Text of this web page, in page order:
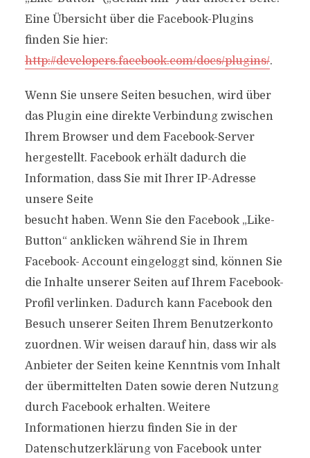
Eine Übersicht über die Facebook-Plugins
finden Sie hier:
http://developers.facebook.com/docs/plugins/.
Wenn Sie unsere Seiten besuchen, wird über
das Plugin eine direkte Verbindung zwischen
Ihrem Browser und dem Facebook-Server
hergestellt. Facebook erhält dadurch die
Information, dass Sie mit Ihrer IP-Adresse
unsere Seite
besucht haben. Wenn Sie den Facebook „Like-
Button“ anklicken während Sie in Ihrem
Facebook- Account eingeloggt sind, können Sie
die Inhalte unserer Seiten auf Ihrem Facebook-
Profil verlinken. Dadurch kann Facebook den
Besuch unserer Seiten Ihrem Benutzerkonto
zuordnen. Wir weisen darauf hin, dass wir als
Anbieter der Seiten keine Kenntnis vom Inhalt
der übermittelten Daten sowie deren Nutzung
durch Facebook erhalten. Weitere
Informationen hierzu finden Sie in der
Datenschutzerklärung von Facebook unter